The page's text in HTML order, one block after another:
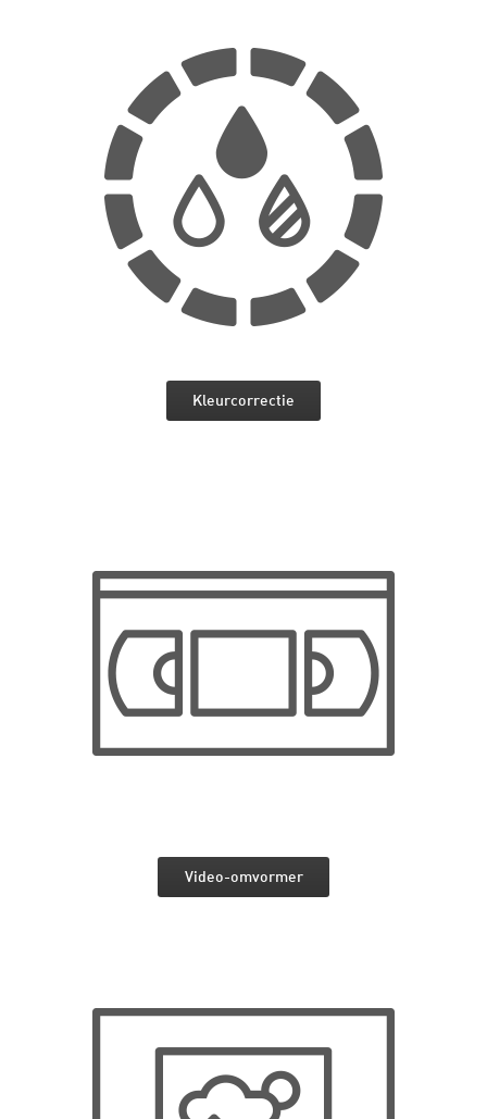
Kleurcorrectie
Video-omvormer